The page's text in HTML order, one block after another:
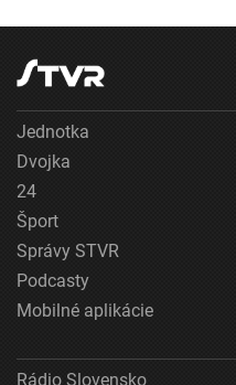
Jednotka
Dvojka
24
Šport
Správy STVR
Podcasty
Mobilné aplikácie
Rádio Slovensko